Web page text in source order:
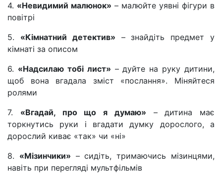
4. «Невидимий малюнок» – малюйте уявні фігури в
повітрі
5. «Кімнатний детектив» – знайдіть предмет у
кімнаті за описом
6. «Надсилаю тобі лист» – дуйте на руку дитини,
щоб вона вгадала зміст «послання». Міняйтеся
ролями
7. «Вгадай, про що я думаю» – дитина має
торкнутись руки і вгадати думку дорослого, а
дорослий киває «так» чи «ні»
8. «Мізинчики» – сидіть, тримаючись мізинцями,
навіть при перегляді мультфільмів